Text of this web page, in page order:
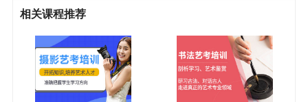
相关课程推荐